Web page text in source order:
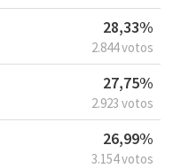
28,33%
2.844 votos
27,75%
2.923 votos
26,99%
3.154 votos